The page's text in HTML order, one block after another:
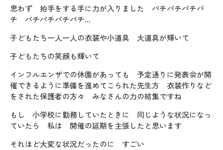
思わず 拍手をする手に力が入りました パチパチパチパ
チ パチパチパチパチ…
子どもたち一人一人の衣装や小道具 大道具が輝いて
子どもたちの笑顔も輝いて
インフルエンザでの休園があっても 予定通りに発表会が開
催できるように準備を進めてこられた先生方 衣装作りなど
をされた保護者の方々 みなさんの力の結集ですね
もし 小学校に勤務していたときに 同じような状況になっ
ていたら 私は 開催の延期を主張したと思います
それほど大変な状況だったのに すごい